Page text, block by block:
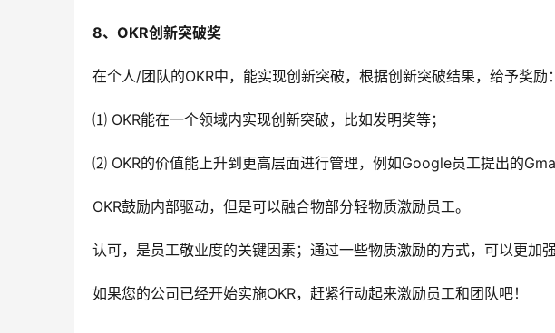
8、OKR创新突破奖
在个人/团队的OKR中，能实现创新突破，根据创新突破结果，给予奖励：
⑴ OKR能在一个领域内实现创新突破，比如发明奖等；
⑵ OKR的价值能上升到更高层面进行管理，例如Google员工提出的
OKR鼓励内部驱动，但是可以融合物部分轻物质激励员工。
认可，是员工敬业度的关键因素；通过一些物质激励的方式，可以更加
如果您的公司已经开始实施OKR，赶紧行动起来激励员工和团队吧！